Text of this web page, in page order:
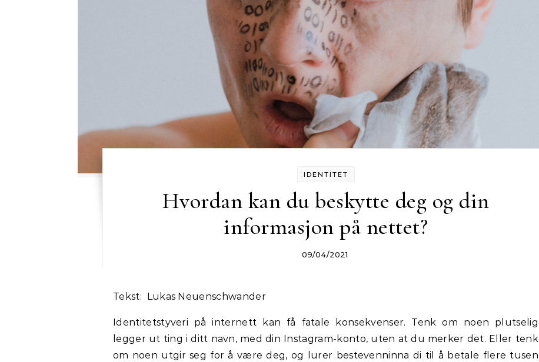
IDENTITET
Hvordan kan du beskytte deg og din
informasjon på nettet?
09/04/2021
Tekst: Lukas Neuenschwander
Identitetstyveri på internett kan få fatale konsekvenser. Tenk om noen plutselig
legger ut ting i ditt navn, med din Instagram-konto, uten at du merker det. Eller tenk
om noen utgir seg for å være deg, og lurer bestevenninna di til å betale flere tusen